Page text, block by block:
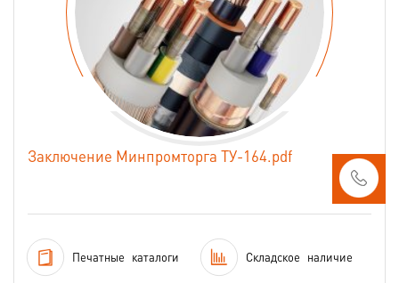
Заключение Минпромторга ТУ-164.pdf
Печатные каталоги Складское наличие